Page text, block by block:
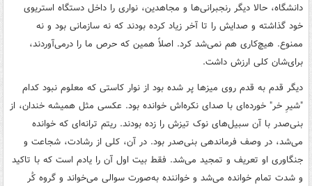
دانشگاه، حالا دیگر رنجبرانی‌ها و مجاهدین، نواری را داخل دستگاه استریوی
خود گذاشته و صدایش را تا آخر زیاد کرده بودند که نه سازمانی بود و نه
ممنوع. هیچ‌کاری هم نمی‌شد کرد. اصلاً همین که حرص ما را درمی‌آوردند،
برای‌شان کلی ارزش داشت.
دیگر قدم ‌به قدم روی میزها پر شده بود از نوار کاستی که معلوم نبود کدام
"شیرِ خر" خورده‌ای با صدای نکره‌اش خوانده بود. عکسی مثل همیشه خندان، از
بنی‌صدر با آن سبیل‌های نوک تیزش را زده بودند. ریتم ترانه‌ای که خوانده
می‌شد، در وصف فرماندهی بنی‌صدر بود. در آن، کلی از رشادت، شجاعت و
جنگاوری او تعریف و تمجید می‌شد. فقط بیت اول آن را یادم است که با تاکید
و شدت تمام خوانده می‌شد و خواننده به‌صورت سوالی می‌خواند و گروه کُر